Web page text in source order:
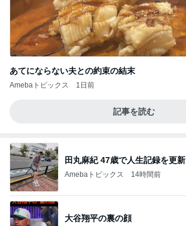
あてにならない夫との約束の結末
Amebaトピックス 1日前
記事を読む
田丸麻紀 47歳で人生記録を更新
Amebaトピックス 14時間前
大谷翔平の裏の顔